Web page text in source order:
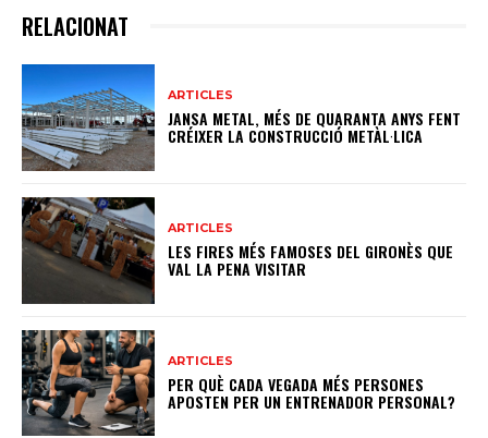
RELACIONAT
ARTICLES
JANSA METAL, MÉS DE QUARANTA ANYS FENT
CRÉIXER LA CONSTRUCCIÓ METÀL·LICA
ARTICLES
LES FIRES MÉS FAMOSES DEL GIRONÈS QUE
VAL LA PENA VISITAR
ARTICLES
PER QUÈ CADA VEGADA MÉS PERSONES
APOSTEN PER UN ENTRENADOR PERSONAL?